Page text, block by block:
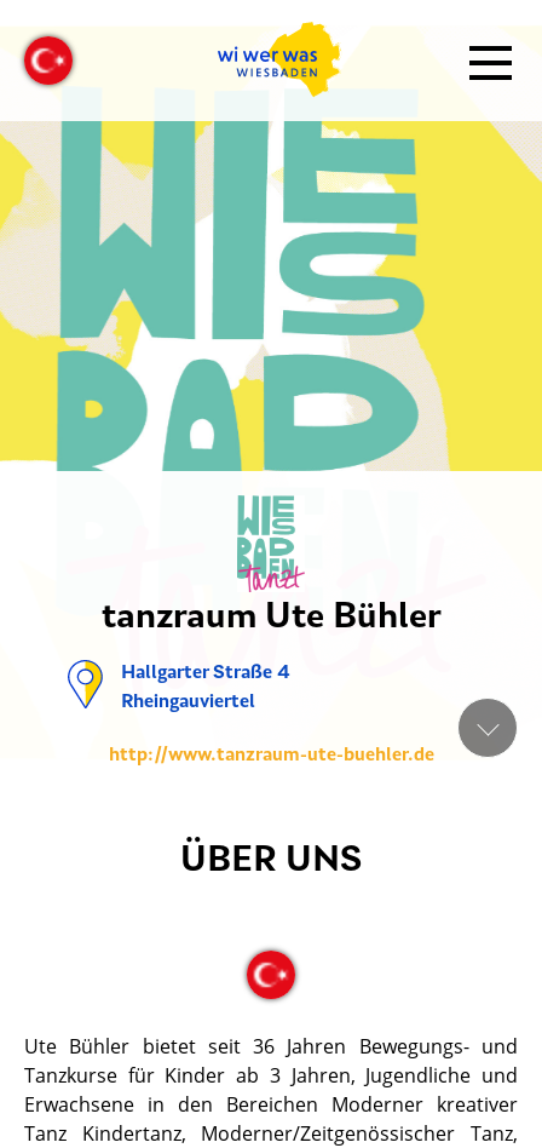
tanzraum Ute Bühler
Hallgarter Straße 4
Rheingauviertel
http://www.tanzraum-ute-buehler.de
ÜBER UNS
Ute Bühler bietet seit 36 Jahren Bewegungs- und
Tanzkurse für Kinder ab 3 Jahren, Jugendliche und
Erwachsene in den Bereichen Moderner kreativer
Tanz Kindertanz, Moderner/Zeitgenössischer Tanz,